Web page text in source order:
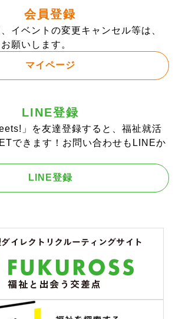
会員登録
イベントの変更キャンセル等は、
願いします。
マイページ
LINE登録
」を友達登録すると、福祉就活
できます！お問い合わせもLINEか
LINE登録